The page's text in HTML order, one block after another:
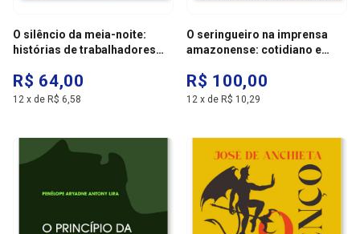
O silêncio da meia-noite:
histórias de trabalhadores
manaus
R$ 64,00
12 x de R$ 6,58
O seringueiro na imprensa
amazonense: cotidiano e
borracha 1890 - 1920
R$ 100,00
12 x de R$ 10,29